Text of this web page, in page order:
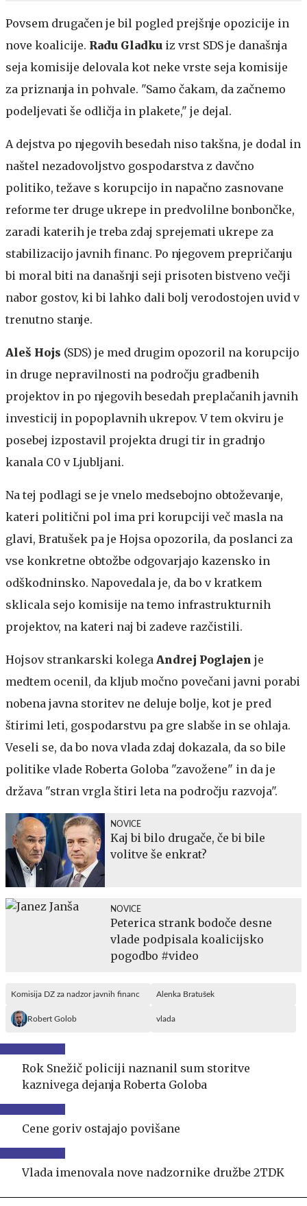
Povsem drugačen je bil pogled prejšnje opozicije in
nove koalicije. Radu Gladku iz vrst SDS je današnja
seja komisije delovala kot neke vrste seja komisije
za priznanja in pohvale. "Samo čakam, da začnemo
podeljevati še odličja in plakete," je dejal.
A dejstva po njegovih besedah niso takšna, je dodal in
naštel nezadovoljstvo gospodarstva z davčno
politiko, težave s korupcijo in napačno zasnovane
reforme ter druge ukrepe in predvolilne bonbončke,
zaradi katerih je treba zdaj sprejemati ukrepe za
stabilizacijo javnih financ. Po njegovem prepričanju
bi moral biti na današnji seji prisoten bistveno večji
nabor gostov, ki bi lahko dali bolj verodostojen uvid v
trenutno stanje.
Aleš Hojs (SDS) je med drugim opozoril na korupcijo
in druge nepravilnosti na področju gradbenih
projektov in po njegovih besedah preplačanih javnih
investicij in popoplavnih ukrepov. V tem okviru je
posebej izpostavil projekta drugi tir in gradnjo
kanala C0 v Ljubljani.
Na tej podlagi se je vnelo medsebojno obtoževanje,
kateri politični pol ima pri korupciji več masla na
glavi, Bratušek pa je Hojsa opozorila, da poslanci za
vse konkretne obtožbe odgovarjajo kazensko in
odškodninsko. Napovedala je, da bo v kratkem
sklicala sejo komisije na temo infrastrukturnih
projektov, na kateri naj bi zadeve razčistili.
Hojsov strankarski kolega Andrej Poglajen je
medtem ocenil, da kljub močno povečani javni porabi
nobena javna storitev ne deluje bolje, kot je pred
štirimi leti, gospodarstvu pa gre slabše in se ohlaja.
Veseli se, da bo nova vlada zdaj dokazala, da so bile
politike vlade Roberta Goloba "zavožene" in da je
država "stran vrgla štiri leta na področju razvoja".
NOVICE
Kaj bi bilo drugače, če bi bile
volitve še enkrat?
NOVICE
Peterica strank bodoče desne
vlade podpisala koalicijsko
pogodbo #video
Komisija DZ za nadzor javnih financ Alenka Bratušek
Robert Golob vlada
Rok Snežič policiji naznanil sum storitve
kaznivega dejanja Roberta Goloba
Cene goriv ostajajo povišane
Vlada imenovala nove nadzornike družbe 2TDK